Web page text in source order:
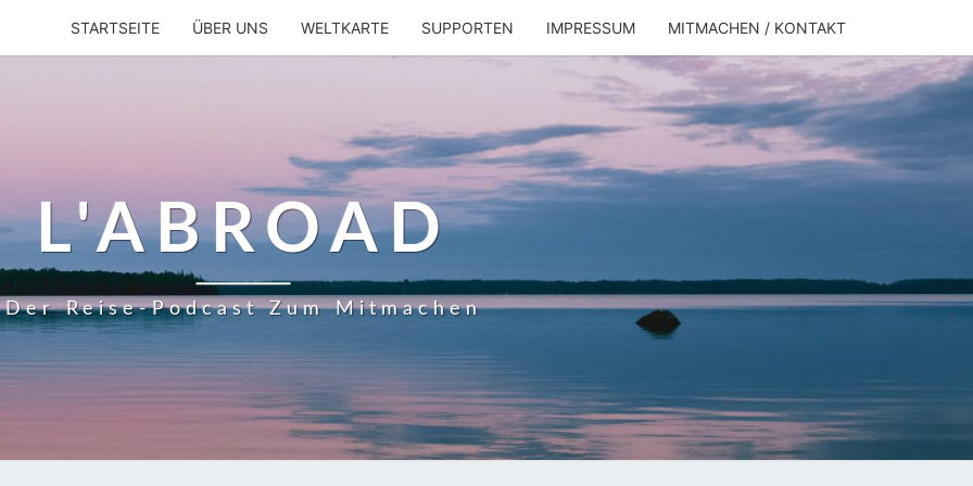
STARTSEITE ÜBER UNS WELTKARTE SUPPORTEN IMPRESSUM MITMACHEN / KONTAKT
L'ABROAD
Der Reise-Podcast Zum Mitmachen